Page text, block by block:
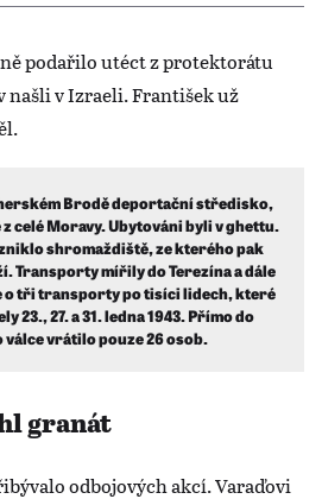
podařilo utéct z protektorátu
našli v Izraeli. František už
Brodě deportační středisko,
celé Moravy. Ubytováni byli v ghettu.
shromaždiště, ze kterého pak
Transporty mířily do Terezína a dále
o tři transporty po tisíci lidech, které
23., 27. a 31. ledna 1943. Přímo do
vrátilo pouze 26 osob.
granát
odbojových akcí. Varaďovi